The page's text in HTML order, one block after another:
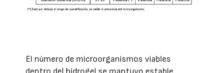
El número de microorganismos viables